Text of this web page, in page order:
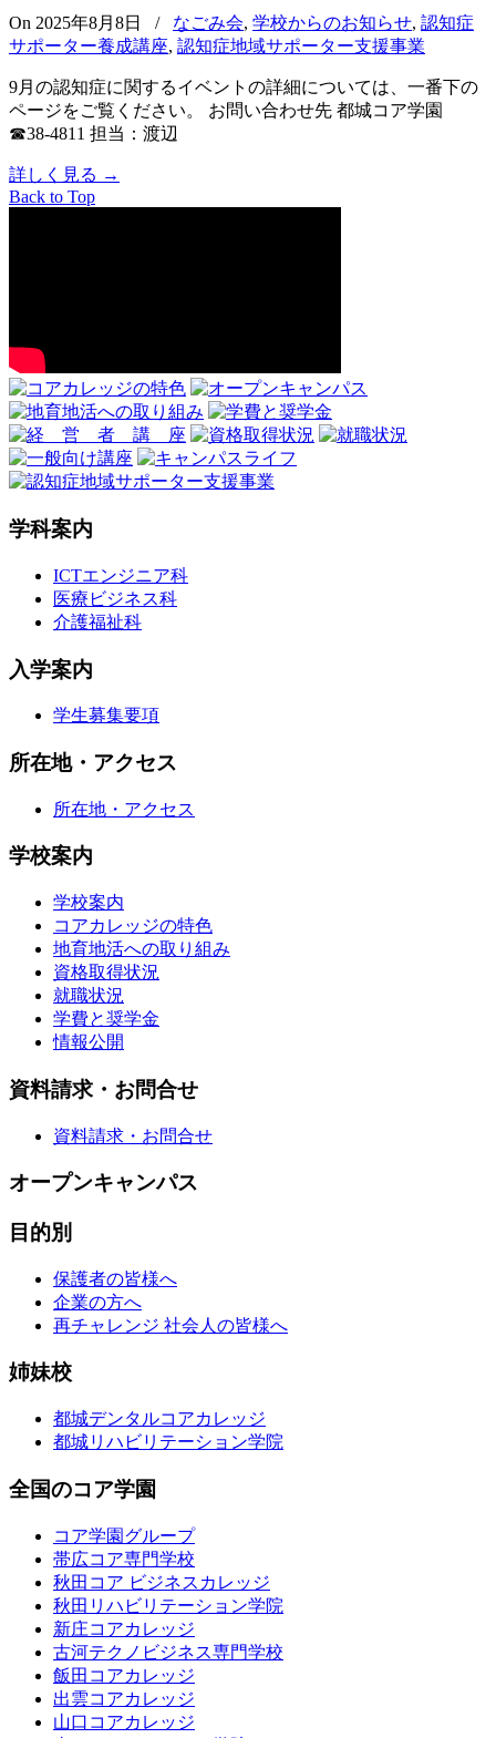
On 2025年8月8日 / なごみ会, 学校からのお知らせ, 認知症
サポーター養成講座, 認知症地域サポーター支援事業
9月の認知症に関するイベントの詳細については、一番下の
ページをご覧ください。 お問い合わせ先 都城コア学園
☎38-4811 担当：渡辺
詳しく見る →
Back to Top
学科案内
ICTエンジニア科
医療ビジネス科
介護福祉科
入学案内
学生募集要項
所在地・アクセス
所在地・アクセス
学校案内
学校案内
コアカレッジの特色
地育地活への取り組み
資格取得状況
就職状況
学費と奨学金
情報公開
資料請求・お問合せ
資料請求・お問合せ
オープンキャンパス
目的別
保護者の皆様へ
企業の方へ
再チャレンジ 社会人の皆様へ
姉妹校
都城デンタルコアカレッジ
都城リハビリテーション学院
全国のコア学園
コア学園グループ
帯広コア専門学校
秋田コア ビジネスカレッジ
秋田リハビリテーション学院
新庄コアカレッジ
古河テクノビジネス専門学校
飯田コアカレッジ
出雲コアカレッジ
山口コアカレッジ